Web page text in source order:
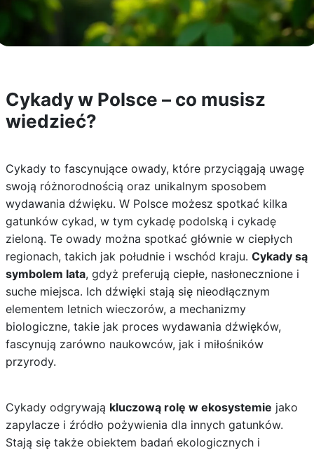
Cykady w Polsce – co musisz
wiedzieć?
Cykady to fascynujące owady, które przyciągają uwagę
swoją różnorodnością oraz unikalnym sposobem
wydawania dźwięku. W Polsce możesz spotkać kilka
gatunków cykad, w tym cykadę podolską i cykadę
zieloną. Te owady można spotkać głównie w ciepłych
regionach, takich jak południe i wschód kraju. Cykady są
symbolem lata, gdyż preferują ciepłe, nasłonecznione i
suche miejsca. Ich dźwięki stają się nieodłącznym
elementem letnich wieczorów, a mechanizmy
biologiczne, takie jak proces wydawania dźwięków,
fascynują zarówno naukowców, jak i miłośników
przyrody.
Cykady odgrywają kluczową rolę w ekosystemie jako
zapylacze i źródło pożywienia dla innych gatunków.
Stają się także obiektem badań ekologicznych i